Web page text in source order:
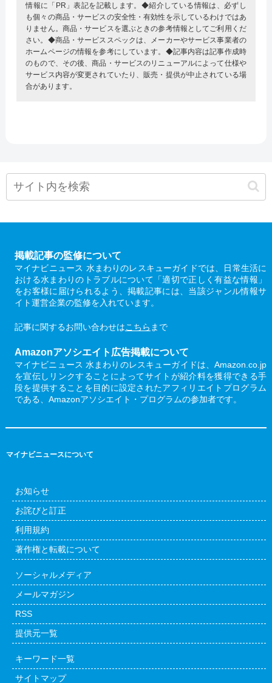
情報に「PR」表記を記載します。◆紹介している情報は、必ずし
も個々の商品・サービスの安全性・有効性を示しているわけではあ
りません。商品・サービスを選ぶときの参考情報としてご利用くだ
さい。◆商品・サービススペックは、メーカーやサービス事業者の
ホームページの情報を参考にしています。◆記事内容は記事作成時
のもので、その後、商品・サービスのリニューアルによって仕様や
サービス内容が変更されていたり、販売・提供が中止されている場
合があります。
掲載記事の監修について
マイナビニュース 水まわりのレスキューガイドでは、日常生活に
おける水まわりのトラブルについて「適切で正しく有益な情報」
をお客様に届けられるよう、掲載記事には、当該ジャンル情報サ
イト運営企業の監修を入れています。
記事に関するお問い合わせはこちら まで
Amazonアソシエイト広告掲載について
マイナビニュース 水まわりのレスキューガイドは、Amazon.co.jp
を宣伝しリンクすることによってサイトが紹介料を獲得できる手
段を提供することを目的に設定されたアフィリエイトプログラム
である、Amazonアソシエイト・プログラムの参加者です。
マイナビニュースについて
お知らせ
お詫びと訂正
利用規約
著作権と転載について
ソーシャルメディア
メールマガジン
RSS
提供元一覧
キーワード一覧
サイトマップ